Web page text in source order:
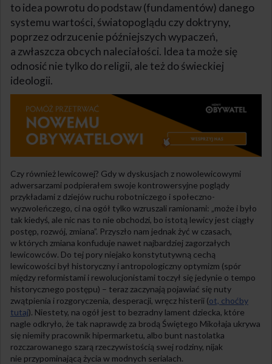
to idea powrotu do podstaw (fundamentów) danego
systemu wartości, światopoglądu czy doktryny,
poprzez odrzucenie późniejszych wypaczeń,
a zwłaszcza obcych naleciałości. Idea ta może się
odnosić nie tylko do religii, ale też do świeckiej
ideologii.
Czy również lewicowej? Gdy w dyskusjach z nowolewicowymi
adwersarzami podpierałem swoje kontrowersyjne poglądy
przykładami z dziejów ruchu robotniczego i społeczno-
wyzwoleńczego, ci na ogół tylko wzruszali ramionami: „może i było
tak kiedyś, ale nic nas to nie obchodzi, bo istotą lewicy jest ciągły
postęp, rozwój, zmiana”. Przyszło nam jednak żyć w czasach,
w których zmiana konfuduje nawet najbardziej zagorzałych
lewicowców. Do tej pory niejako konstytutywną cechą
lewicowości był historyczny i antropologiczny optymizm (spór
między reformistami i rewolucjonistami toczył się jedynie o tempo
historycznego postępu) – teraz zaczynają pojawiać się nuty
zwątpienia i rozgoryczenia, desperacji, wręcz histerii (ot, choćby
tutaj). Niestety, na ogół jest to bezradny lament dziecka, które
nagle odkryło, że tak naprawdę za brodą Świętego Mikołaja ukrywa
się niemiły pracownik hipermarketu, albo bunt nastolatka
rozczarowanego szarą rzeczywistością swej rodziny, nijak
nie przypominającą życia w modnych serialach.